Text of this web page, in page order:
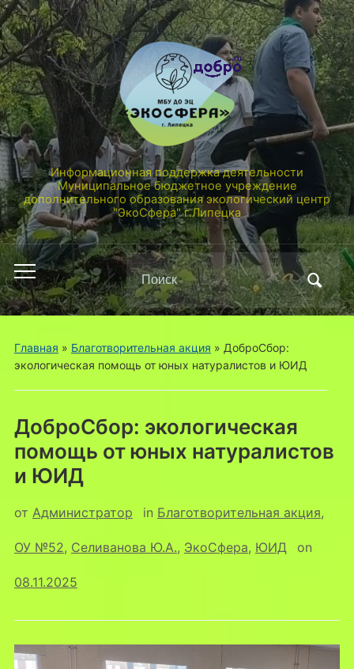
Информационная поддержка деятельности
Муниципальное бюджетное учреждение
дополнительного образования экологический центр
"ЭкоСфера" г.Липецка
Переключить
мобильное
меню
Поиск
по:
Главная » Благотворительная акция » ДоброСбор:
экологическая помощь от юных натуралистов и ЮИД
ДоброСбор: экологическая
помощь от юных натуралистов
и ЮИД
от Администратор in Благотворительная акция,
ОУ №52, Селиванова Ю.А., ЭкоСфера, ЮИД on
08.11.2025